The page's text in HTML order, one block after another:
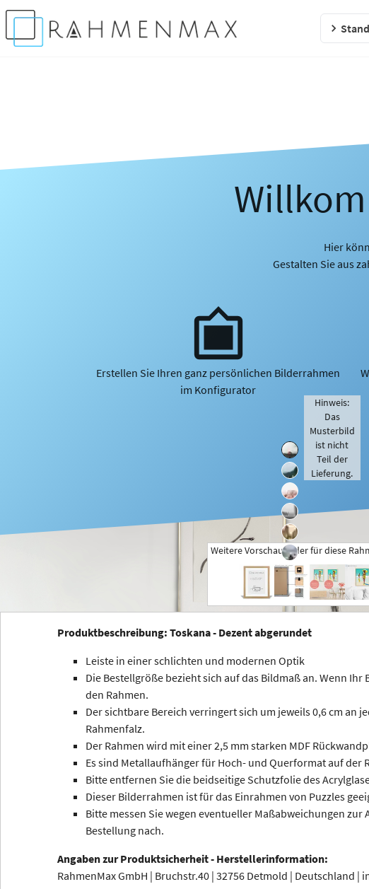
Hier
Gestalten Sie aus
Erstellen Sie Ihren ganz persönlichen Bilderrahmen
im Konfigurator
+
Hinweis:
Das
Musterbild
ist nicht
Teil der
Lieferung.
Weitere Vorschaubilder für diese
Produktbeschreibung: Toskana - Dezent abgerundet
Leiste in einer schlichten und modernen Optik
Die Bestellgröße bezieht sich auf das Bildmaß an. Wenn
den Rahmen.
Der sichtbare Bereich verringert sich um jeweils 0,6 cm
Rahmenfalz.
Der Rahmen wird mit einer 2,5 mm starken MDF
Es sind Metallaufhänger für Hoch- und Querformat auf der
Bitte entfernen Sie die beidseitige Schutzfolie des
Dieser Bilderrahmen ist für das Einrahmen von Puzzles
Bitte messen Sie wegen eventueller Maßabweichungen zur
Bestellung nach.
Angaben zur Produktsicherheit - Herstellerinformation:
RahmenMax GmbH | Bruchstr.40 | 32756 Detmold | Deutschland |